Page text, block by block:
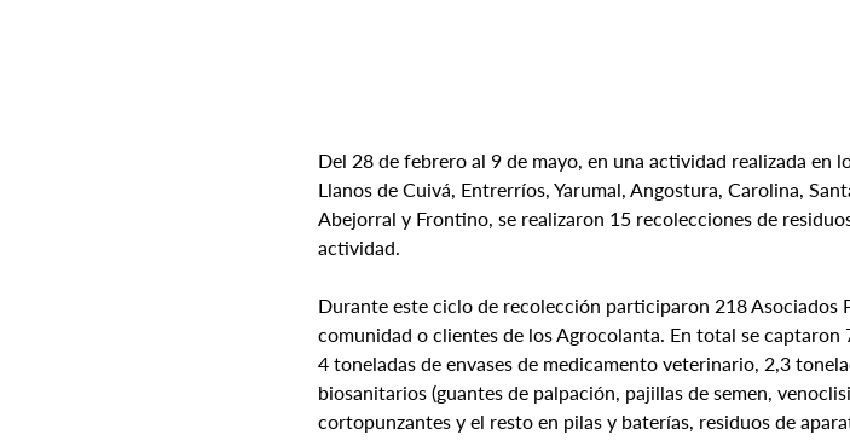
Del 28 de febrero al 9 de mayo, en una actividad realizada en
Llanos de Cuivá, Entrerríos, Yarumal, Angostura, Carolina,
Abejorral y Frontino, se realizaron 15 recolecciones de
actividad.
Durante este ciclo de recolección participaron 218
comunidad o clientes de los Agrocolanta. En total se captaron
4 toneladas de envases de medicamento veterinario, 2,3
biosanitarios (guantes de palpación, pajillas de semen,
cortopunzantes y el resto en pilas y baterías, residuos de